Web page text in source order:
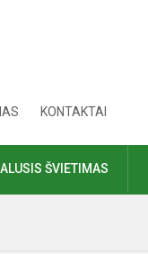
KONTAKTAI
ŠVIETIMAS